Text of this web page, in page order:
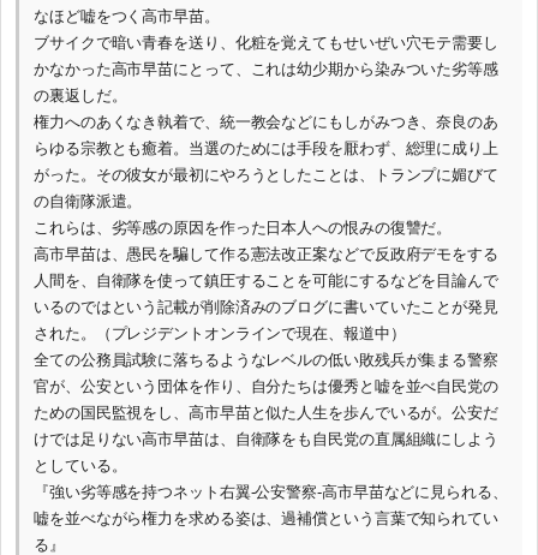
なほど嘘をつく高市早苗。
ブサイクで暗い青春を送り、化粧を覚えてもせいぜい穴モテ需要し
かなかった高市早苗にとって、これは幼少期から染みついた劣等感
の裏返しだ。
権力へのあくなき執着で、統一教会などにもしがみつき、奈良のあ
らゆる宗教とも癒着。当選のためには手段を厭わず、総理に成り上
がった。その彼女が最初にやろうとしたことは、トランプに媚びて
の自衛隊派遣。
これらは、劣等感の原因を作った日本人への恨みの復讐だ。
高市早苗は、愚民を騙して作る憲法改正案などで反政府デモをする
人間を、自衛隊を使って鎮圧することを可能にするなどを目論んで
いるのではという記載が削除済みのブログに書いていたことが発見
された。（プレジデントオンラインで現在、報道中）
全ての公務員試験に落ちるようなレベルの低い敗残兵が集まる警察
官が、公安という団体を作り、自分たちは優秀と嘘を並べ自民党の
ための国民監視をし、高市早苗と似た人生を歩んでいるが。公安だ
けでは足りない高市早苗は、自衛隊をも自民党の直属組織にしよう
としている。
『強い劣等感を持つネット右翼-公安警察-高市早苗などに見られる、
嘘を並べながら権力を求める姿は、過補償という言葉で知られてい
る』